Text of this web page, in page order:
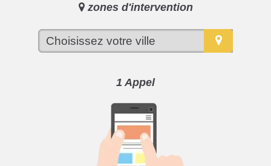
zones d'intervention
1 Appel